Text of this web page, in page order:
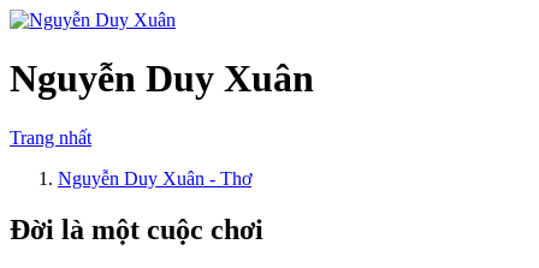
Nguyễn Duy Xuân
Trang nhất
Nguyễn Duy Xuân - Thơ
Đời là một cuộc chơi